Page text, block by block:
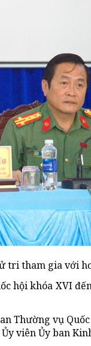
tri tham gia với
hội khóa XVI
Thường vụ
viên Ủy ban